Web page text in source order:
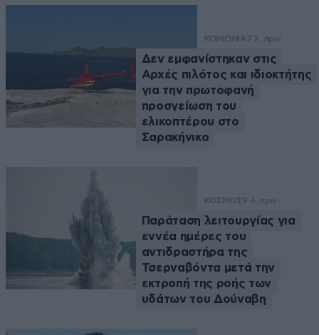
ΚΟΙΝΩΝΙΑ7 λ. πριν
Δεν εμφανίστηκαν στις
Αρχές πιλότος και ιδιοκτήτης
για την πρωτοφανή
προσγείωση του
ελικοπτέρου στο
Σαρακήνικο
ΚΟΣΜΟΣ9 λ. πριν
Παράταση λειτουργίας για
εννέα ημέρες του
αντιδραστήρα της
Τσερναβόντα μετά την
εκτροπή της ροής των
υδάτων του Δούναβη